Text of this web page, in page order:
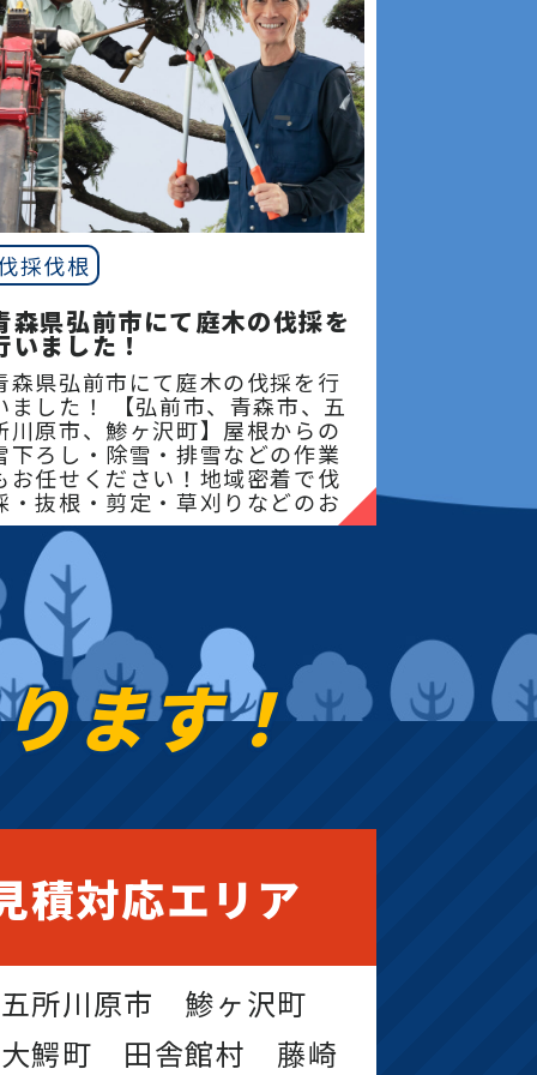
採伐根
森県弘前市にて庭木の伐採を
いました！
森県弘前市にて庭木の伐採を行
ました！ 【弘前市、青森市、五
川原市、鯵ヶ沢町】屋根からの
下ろし・除雪・排雪などの作業
お任せください！地域密着で伐
・抜根・剪定・草刈りなどのお
のこと、造園・
ます！
積対応エリア
所川原市 鯵ヶ沢町
鰐町 田舎館村 藤崎